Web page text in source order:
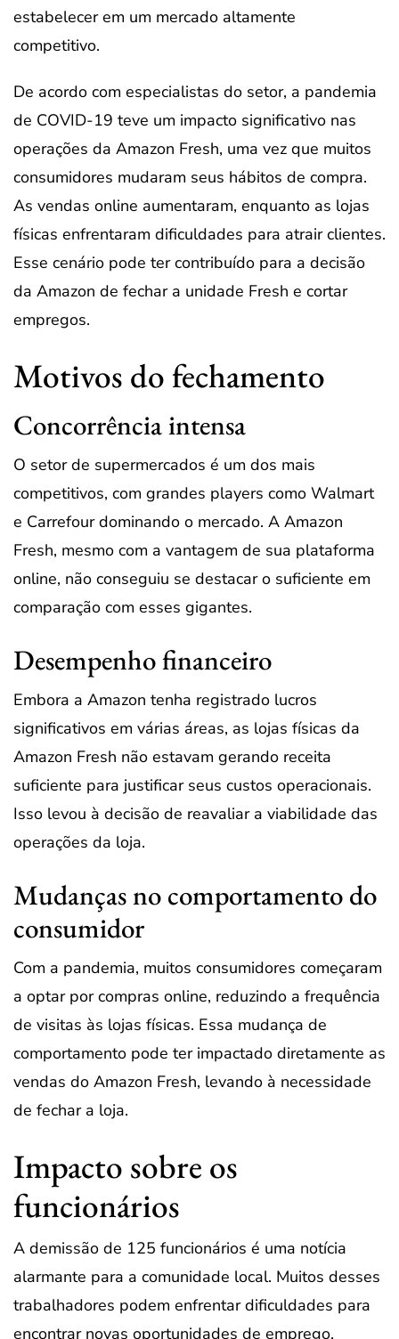
estabelecer em um mercado altamente
competitivo.
De acordo com especialistas do setor, a pandemia
de COVID-19 teve um impacto significativo nas
operações da Amazon Fresh, uma vez que muitos
consumidores mudaram seus hábitos de compra.
As vendas online aumentaram, enquanto as lojas
físicas enfrentaram dificuldades para atrair clientes.
Esse cenário pode ter contribuído para a decisão
da Amazon de fechar a unidade Fresh e cortar
empregos.
Motivos do fechamento
Concorrência intensa
O setor de supermercados é um dos mais
competitivos, com grandes players como Walmart
e Carrefour dominando o mercado. A Amazon
Fresh, mesmo com a vantagem de sua plataforma
online, não conseguiu se destacar o suficiente em
comparação com esses gigantes.
Desempenho financeiro
Embora a Amazon tenha registrado lucros
significativos em várias áreas, as lojas físicas da
Amazon Fresh não estavam gerando receita
suficiente para justificar seus custos operacionais.
Isso levou à decisão de reavaliar a viabilidade das
operações da loja.
Mudanças no comportamento do
consumidor
Com a pandemia, muitos consumidores começaram
a optar por compras online, reduzindo a frequência
de visitas às lojas físicas. Essa mudança de
comportamento pode ter impactado diretamente as
vendas do Amazon Fresh, levando à necessidade
de fechar a loja.
Impacto sobre os
funcionários
A demissão de 125 funcionários é uma notícia
alarmante para a comunidade local. Muitos desses
trabalhadores podem enfrentar dificuldades para
encontrar novas oportunidades de emprego,